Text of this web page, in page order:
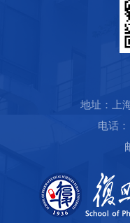
地址：上
电话：